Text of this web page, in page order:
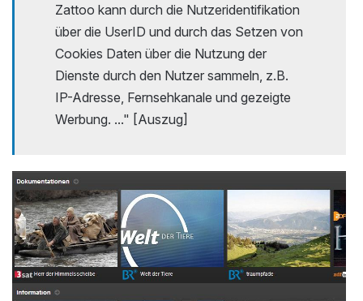
Zattoo kann durch die Nutzeridentifikation
über die UserID und durch das Setzen von
Cookies Daten über die Nutzung der
Dienste durch den Nutzer sammeln, z.B.
IP-Adresse, Fernsehkanale und gezeigte
Werbung. ..." [Auszug]